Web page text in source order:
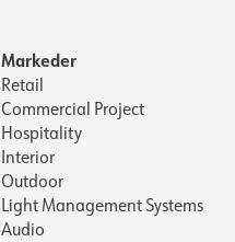
Markeder
Retail
Commercial Project
Hospitality
Interior
Outdoor
Light Management Systems
Audio